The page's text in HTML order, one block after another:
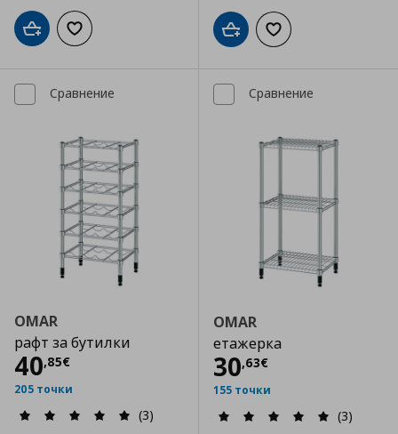
Добави в кошницата
Добави към списъка с любимиДобави в кошницата
Добави към
Сравнение
OMAR
рафт за бутилки
40,85€
Цена
205 точки
(3)
Сравнение
OMAR
етажерка
30,63€
Цена
155 точки
(3)